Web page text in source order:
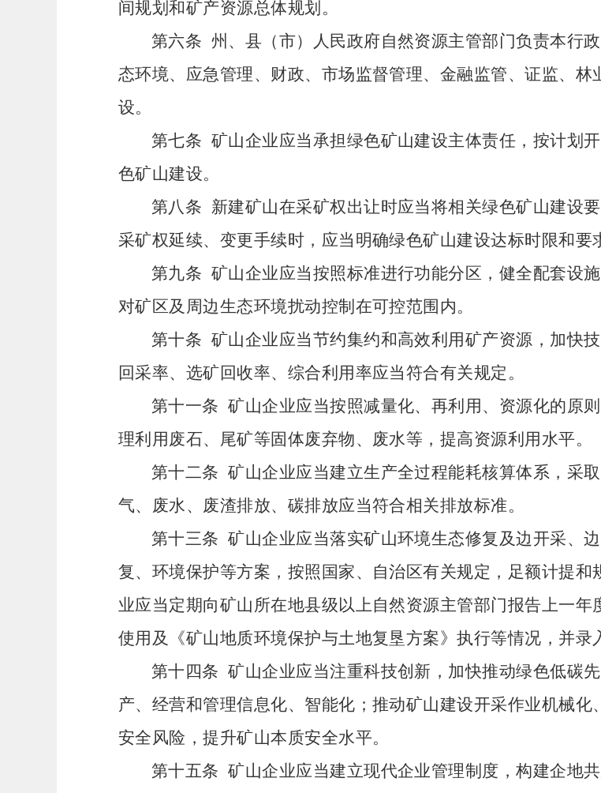
间规划和矿产资源总体规划。
第六条 州、县（市）人民政府自然资源主管部门负责本行
态环境、应急管理、财政、市场监督管理、金融监管、证监、
设。
第七条 矿山企业应当承担绿色矿山建设主体责任，按计划
色矿山建设。
第八条 新建矿山在采矿权出让时应当将相关绿色矿山建设
采矿权延续、变更手续时，应当明确绿色矿山建设达标时限和要
第九条 矿山企业应当按照标准进行功能分区，健全配套设
对矿区及周边生态环境扰动控制在可控范围内。
第十条 矿山企业应当节约集约和高效利用矿产资源，加快
回采率、选矿回收率、综合利用率应当符合有关规定。
第十一条 矿山企业应当按照减量化、再利用、资源化的原
理利用废石、尾矿等固体废弃物、废水等，提高资源利用水平。
第十二条 矿山企业应当建立生产全过程能耗核算体系，采
气、废水、废渣排放、碳排放应当符合相关排放标准。
第十三条 矿山企业应当落实矿山环境生态修复及边开采、
复、环境保护等方案，按照国家、自治区有关规定，足额计提
业应当定期向矿山所在地县级以上自然资源主管部门报告上一年
使用及《矿山地质环境保护与土地复垦方案》执行等情况，并录
第十四条 矿山企业应当注重科技创新，加快推动绿色低碳
产、经营和管理信息化、智能化；推动矿山建设开采作业机械
安全风险，提升矿山本质安全水平。
第十五条 矿山企业应当建立现代企业管理制度，构建企地